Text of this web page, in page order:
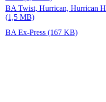
BA Twist, Hurrican, Hurrican H
(1,5 MB)
BA Ex-Press (167 KB)